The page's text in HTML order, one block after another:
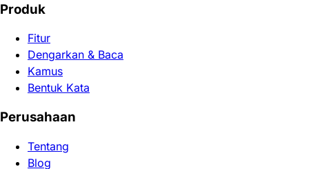
Produk
Fitur
Dengarkan & Baca
Kamus
Bentuk Kata
Perusahaan
Tentang
Blog